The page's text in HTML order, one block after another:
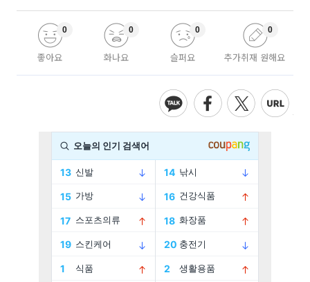
좋아요
0
화나요
0
슬퍼요
0
추가취재 원해요
0